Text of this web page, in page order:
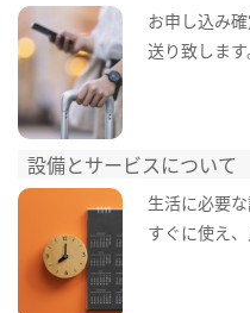
お申し込み
送り致します
設備とサービスについて
生活に必要
すぐに使え